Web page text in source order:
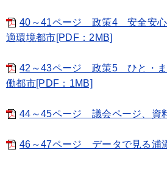
40～41ページ 政策4 安全安心
適環境都市[PDF：2MB]
42～43ページ 政策5 ひと・ま
働都市[PDF：1MB]
44～45ページ 議会ページ、資
46～47ページ データで見る浦